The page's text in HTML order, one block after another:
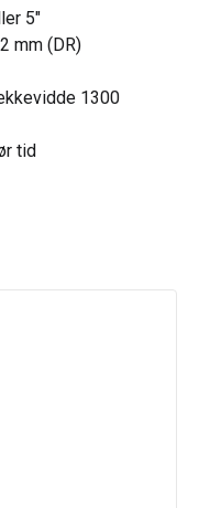
5″
mm (DR)
1300
tid